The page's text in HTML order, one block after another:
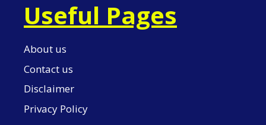
Useful Pages
About us
Contact us
Disclaimer
Privacy Policy